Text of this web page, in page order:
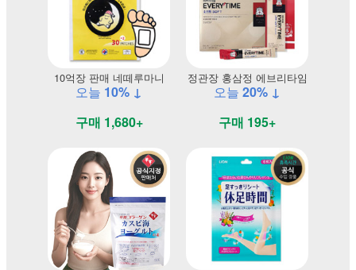
10억장 판매 네떼루마니
오늘 10% ↓
구매 1,680+
정관장 홍삼정 에브리타임
오늘 20% ↓
구매 195+